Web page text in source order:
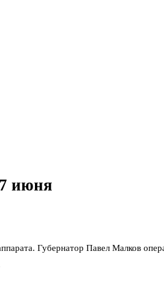
июня
Губернатор Павел Малков